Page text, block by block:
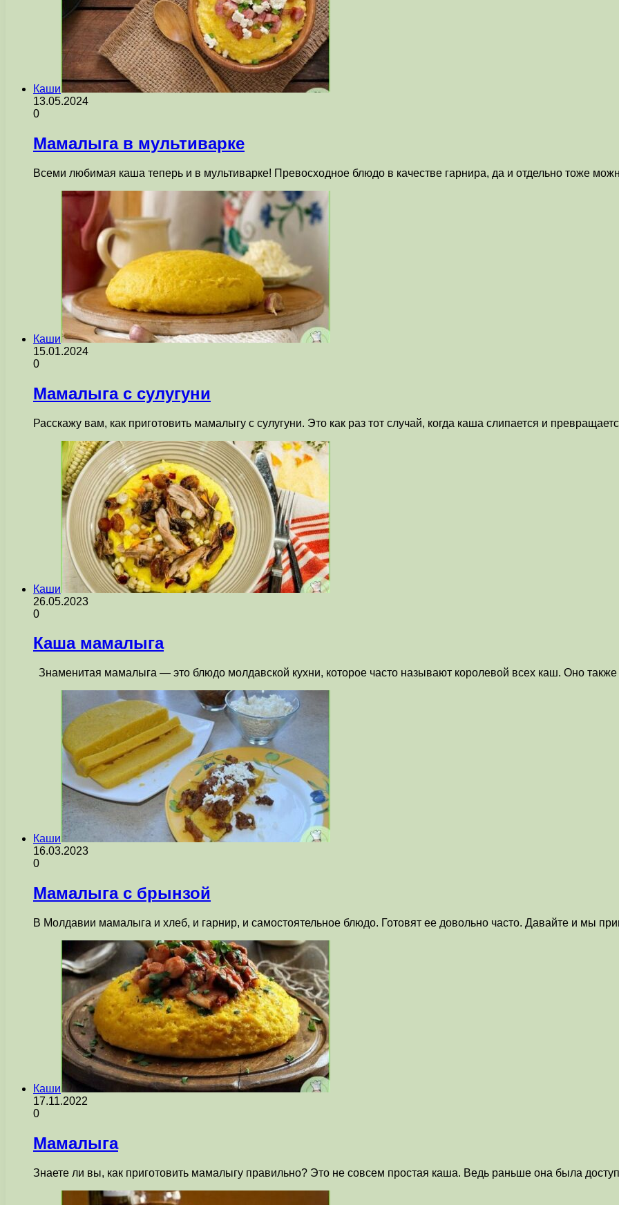
Каши
13.05.2024
0
Мамалыга в мультиварке
Всеми любимая каша теперь и в мультиварке! Превосходное блюдо в качестве гарнира, да и отдельно тоже
Каши
15.01.2024
0
Мамалыга с сулугуни
Расскажу вам, как приготовить мамалыгу с сулугуни. Это как раз тот случай, когда каша слипается и
Каши
26.05.2023
0
Каша мамалыга
Знаменитая мамалыга — это блюдо молдавской кухни, которое часто называют королевой всех каш. Оно
Каши
16.03.2023
0
Мамалыга с брынзой
В Молдавии мамалыга и хлеб, и гарнир, и самостоятельное блюдо. Готовят ее довольно часто. Давайте и мы
Каши
17.11.2022
0
Мамалыга
Знаете ли вы, как приготовить мамалыгу правильно? Это не совсем простая каша. Ведь раньше она была